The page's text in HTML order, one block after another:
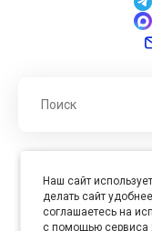
Юр. адрес :
Наш сайт
делать сайт
соглашаетесь на
с помощью сервиса